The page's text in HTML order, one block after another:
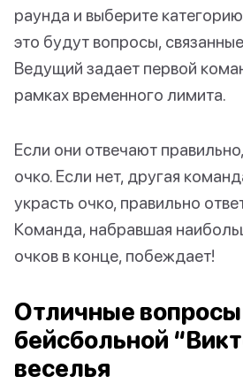
раунда и выберите
это будут вопросы,
Ведущий задает первой
рамках временного лимита.
Если они отвечают
очко. Если нет, другая
украсть очко, правильно
Команда, набравшая
очков в конце, побеждает!
Отличные вопросы
бейсбольной
веселья